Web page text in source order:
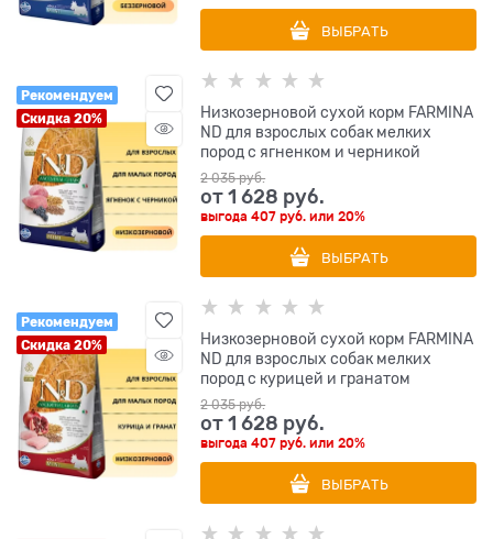
ВЫБРАТЬ
Рекомендуем
Скидка 20%
Низкозерновой cухой корм FARMINA
ND для взрослых собак мелких
пород с ягненком и черникой
2 035 руб.
от1 628 руб.
выгода407 руб. или20%
ВЫБРАТЬ
Рекомендуем
Скидка 20%
Низкозерновой cухой корм FARMINA
ND для взрослых собак мелких
пород с курицей и гранатом
2 035 руб.
от1 628 руб.
выгода407 руб. или20%
ВЫБРАТЬ